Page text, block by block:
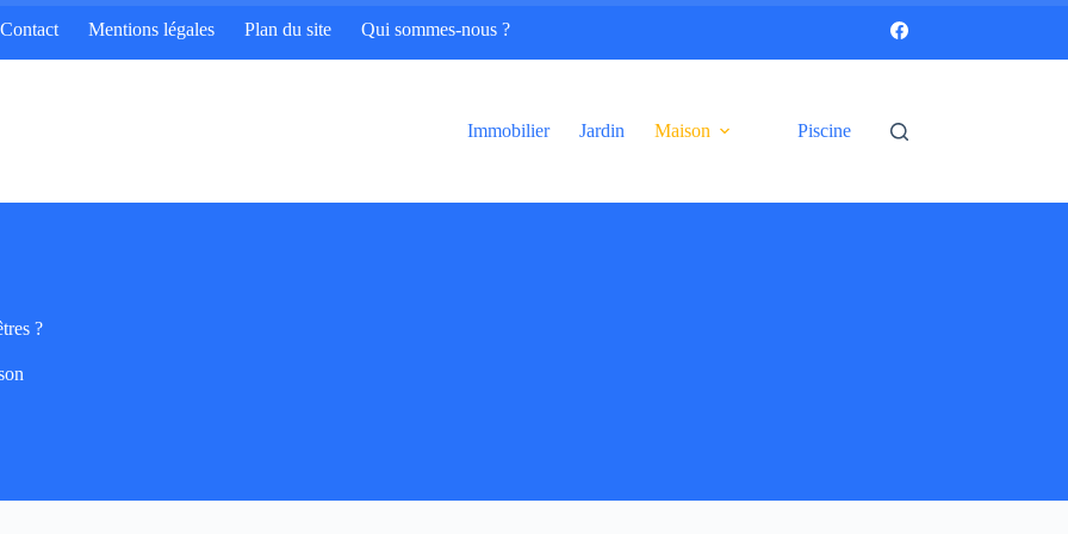
Contact Mentions légales Plan du site Qui sommes-nous ?
Immobilier Jardin Maison Piscine
?